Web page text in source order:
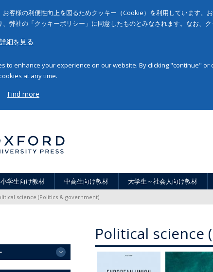
お客様の利便性向上を図るためクッキー（Cookie）を利用しています
、弊社の「クッキーポリシー」に同意したものとみなされます。なお、ク
詳細を見る
to enhance your experience on our website. By clicking "continue"
at any time.
Find more
学生向け教材 中高生向け教材 大学生～社会人向け教材
science (Politics & government)
Political science